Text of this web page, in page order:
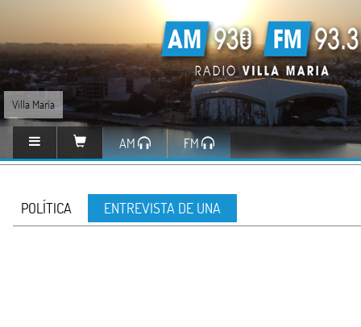
Villa María
AM FM
POLÍTICA ENTREVISTA DE UNA